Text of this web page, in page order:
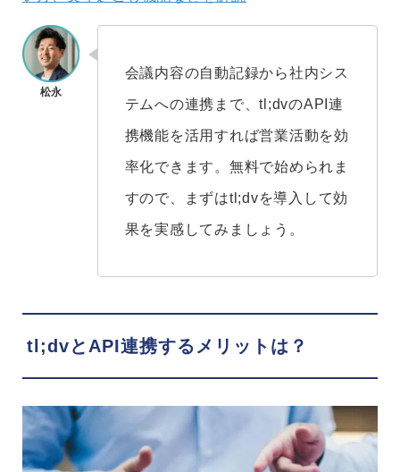
会議内容の自動記録から社内シス
テムへの連携まで、tl;dvのAPI連
携機能を活用すれば営業活動を効
率化できます。無料で始められま
すので、まずはtl;dvを導入して効
果を実感してみましょう。
tl;dvとAPI連携するメリットは？